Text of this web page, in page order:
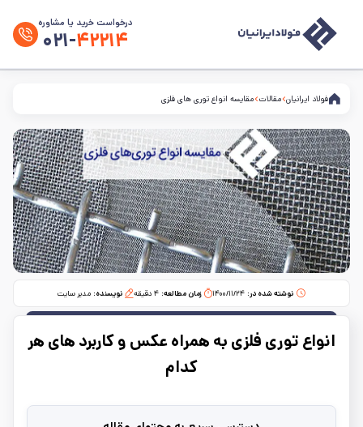
درخواست خرید یا مشاوره
۰۲۱-۴۲۲۱۴
فولاد ایرانیان مقالات مقایسه انواع توری های فلزی
نوشته شده در: ۱۴۰۰/۱۱/۲۴ زمان مطالعه:‌ ۴ دقیقه نویسنده: مدیر سایت
انواع توری فلزی به همراه عکس و کاربرد های هر
کدام